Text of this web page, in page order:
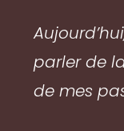
parler de
de mes